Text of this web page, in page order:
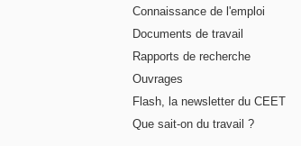
Connaissance de l'emploi
Documents de travail
Rapports de recherche
Ouvrages
Flash, la newsletter du CEET
Que sait-on du travail ?